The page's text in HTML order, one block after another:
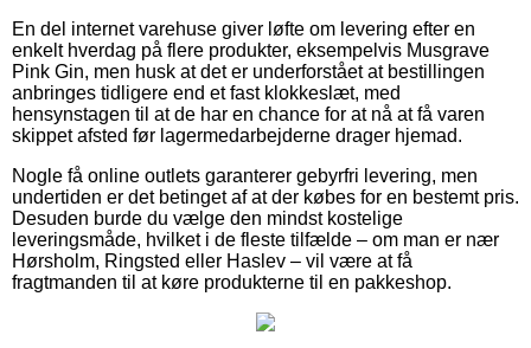
En del internet varehuse giver løfte om levering efter en
enkelt hverdag på flere produkter, eksempelvis Musgrave
Pink Gin, men husk at det er underforstået at bestillingen
anbringes tidligere end et fast klokkeslæt, med
hensynstagen til at de har en chance for at nå at få varen
skippet afsted før lagermedarbejderne drager hjemad.
Nogle få online outlets garanterer gebyrfri levering, men
undertiden er det betinget af at der købes for en bestemt pris.
Desuden burde du vælge den mindst kostelige
leveringsmåde, hvilket i de fleste tilfælde – om man er nær
Hørsholm, Ringsted eller Haslev – vil være at få
fragtmanden til at køre produkterne til en pakkeshop.